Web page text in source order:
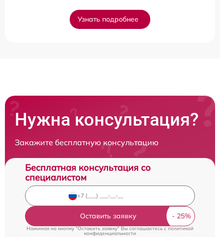
Узнать подробнее
Нужна консультация?
Закажите бесплатную консультацию
Бесплатная консультация со
специалистом
Оставить заявку
Нажимая на кнопку "Оставить заявку" Вы соглашаетесь cполитикой
конфиденциальности